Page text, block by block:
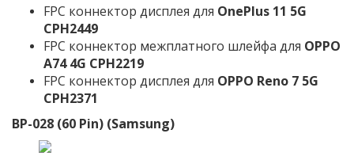
FPC коннектор дисплея для OnePlus 11 5G
CPH2449
FPC коннектор межплатного шлейфа для OPPO
A74 4G CPH2219
FPC коннектор дисплея для OPPO Reno 7 5G
CPH2371
BP-028 (60 Pin) (Samsung)